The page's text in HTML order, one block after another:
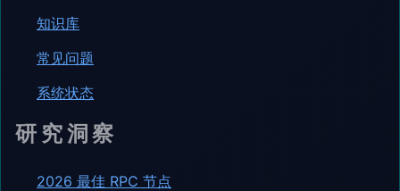
知识库
常见问题
系统状态
研究洞察
2026 最佳 RPC 节点